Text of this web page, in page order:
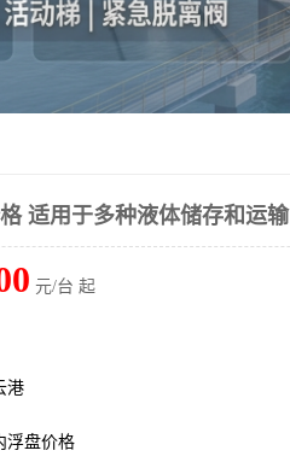
适用于多种液体储存和运输
元/台 起
港
浮盘价格